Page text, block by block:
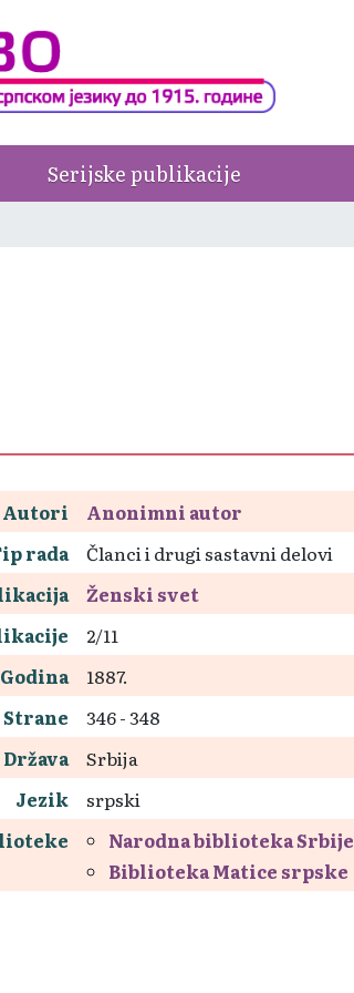
Serijske publikacije
Autori
Anonimni autor
rada
Članci i drugi sastavni delovi
Ženski svet
2/11
Godina
1887.
Strane
346 - 348
Država
Srbija
Jezik
srpski
Narodna biblioteka Srbije
Biblioteka Matice srpske